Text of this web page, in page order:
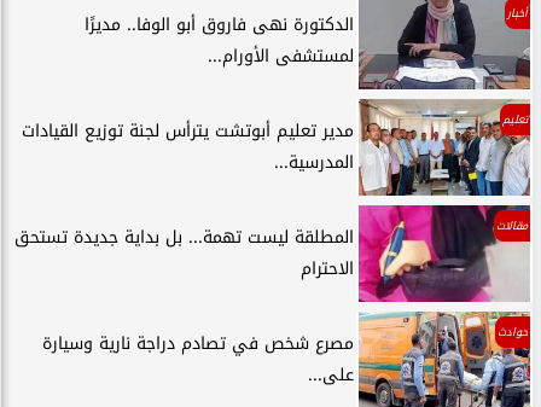
أخبار
الدكتورة نهى فاروق أبو الوفا.. مديرًا
لمستشفى الأورام...
تعليم
مدير تعليم أبوتشت يترأس لجنة توزيع القيادات
المدرسية...
مقالات
المطلقة ليست تهمة... بل بداية جديدة تستحق
الاحترام
حوادث
مصرع شخص في تصادم دراجة نارية وسيارة
على...